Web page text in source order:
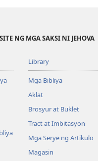
NG MGA SAKSI NI JEHOVA
Library
Mga Bibliya
Aklat
Brosyur at Buklet
Tract at Imbitasyon
Mga Serye ng Artikulo
Magasin